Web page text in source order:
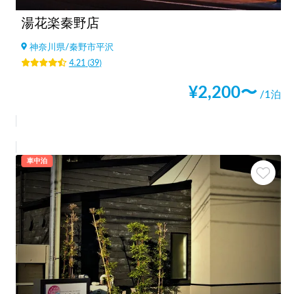
湯花楽秦野店
神奈川県/秦野市平沢
4.21 (39)
¥2,200〜 /1泊
車中泊